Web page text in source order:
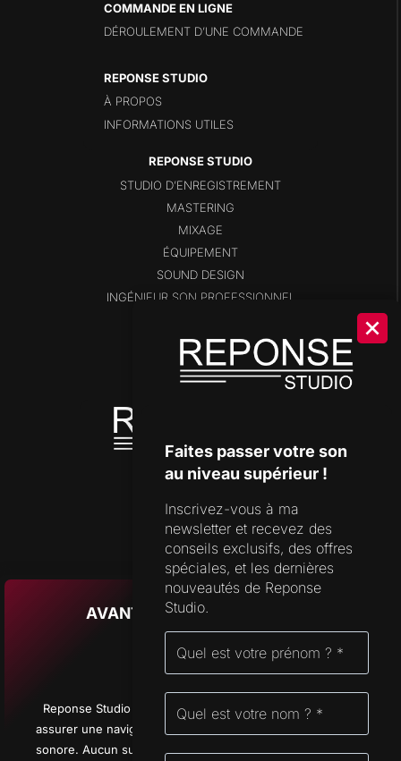
COMMANDE EN LIGNE
DÉROULEMENT D’UNE COMMANDE
REPONSE STUDIO
À PROPOS
INFORMATIONS UTILES
STUDIO D’ENREGISTREMENT
MASTERING
MIXAGE
ÉQUIPEMENT
SOUND DESIGN
INGÉNIEUR SON PROFESSIONNEL
SHOP
DISPONIBILITÉS
OUTILS DE STUDIO
SUPPORT
FORMULAIRE DE CONTACT
FAQ
CHAMPS-MONTANTS 14A 2074 MARIN
SUISSE
AVANT D’APPUYER SUR PLAY
Reponse Studio utilise quelques cookies essentiels pour
assurer une navigation fluide et optimiser votre expérience
sonore. Aucun suivi inutile, juste ce qu’il faut pour que tout
Faites passer votre son
au niveau supérieur !
Inscrivez-vous à ma
newsletter et recevez des
conseils exclusifs, des offres
spéciales, et les dernières
nouveautés de Reponse
Studio.